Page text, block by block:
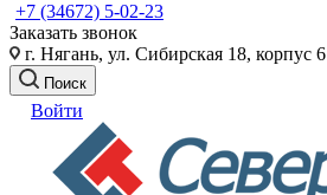
+7 (34672) 5-02-23
Заказать звонок
г. Нягань, ул. Сибирская 18, корпус 6
Поиск
Войти